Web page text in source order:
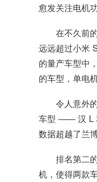
愈发关注电机
在不久前
远远超过小米
的量产车型中
的车型，单电
令人意外
车型 —— 汉 L
数据超越了兰
排名第二
机，使得两款